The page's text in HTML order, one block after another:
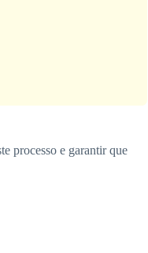
processo e garantir que